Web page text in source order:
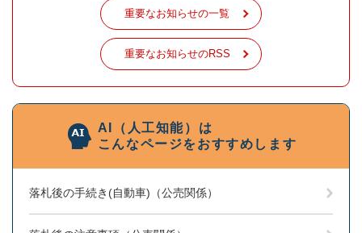
重要なお知らせの一覧
重要なお知らせのRSS
AI（人工知能）は
こんなページをおすすめします
落札後の手続き(自動車)（公売関係）